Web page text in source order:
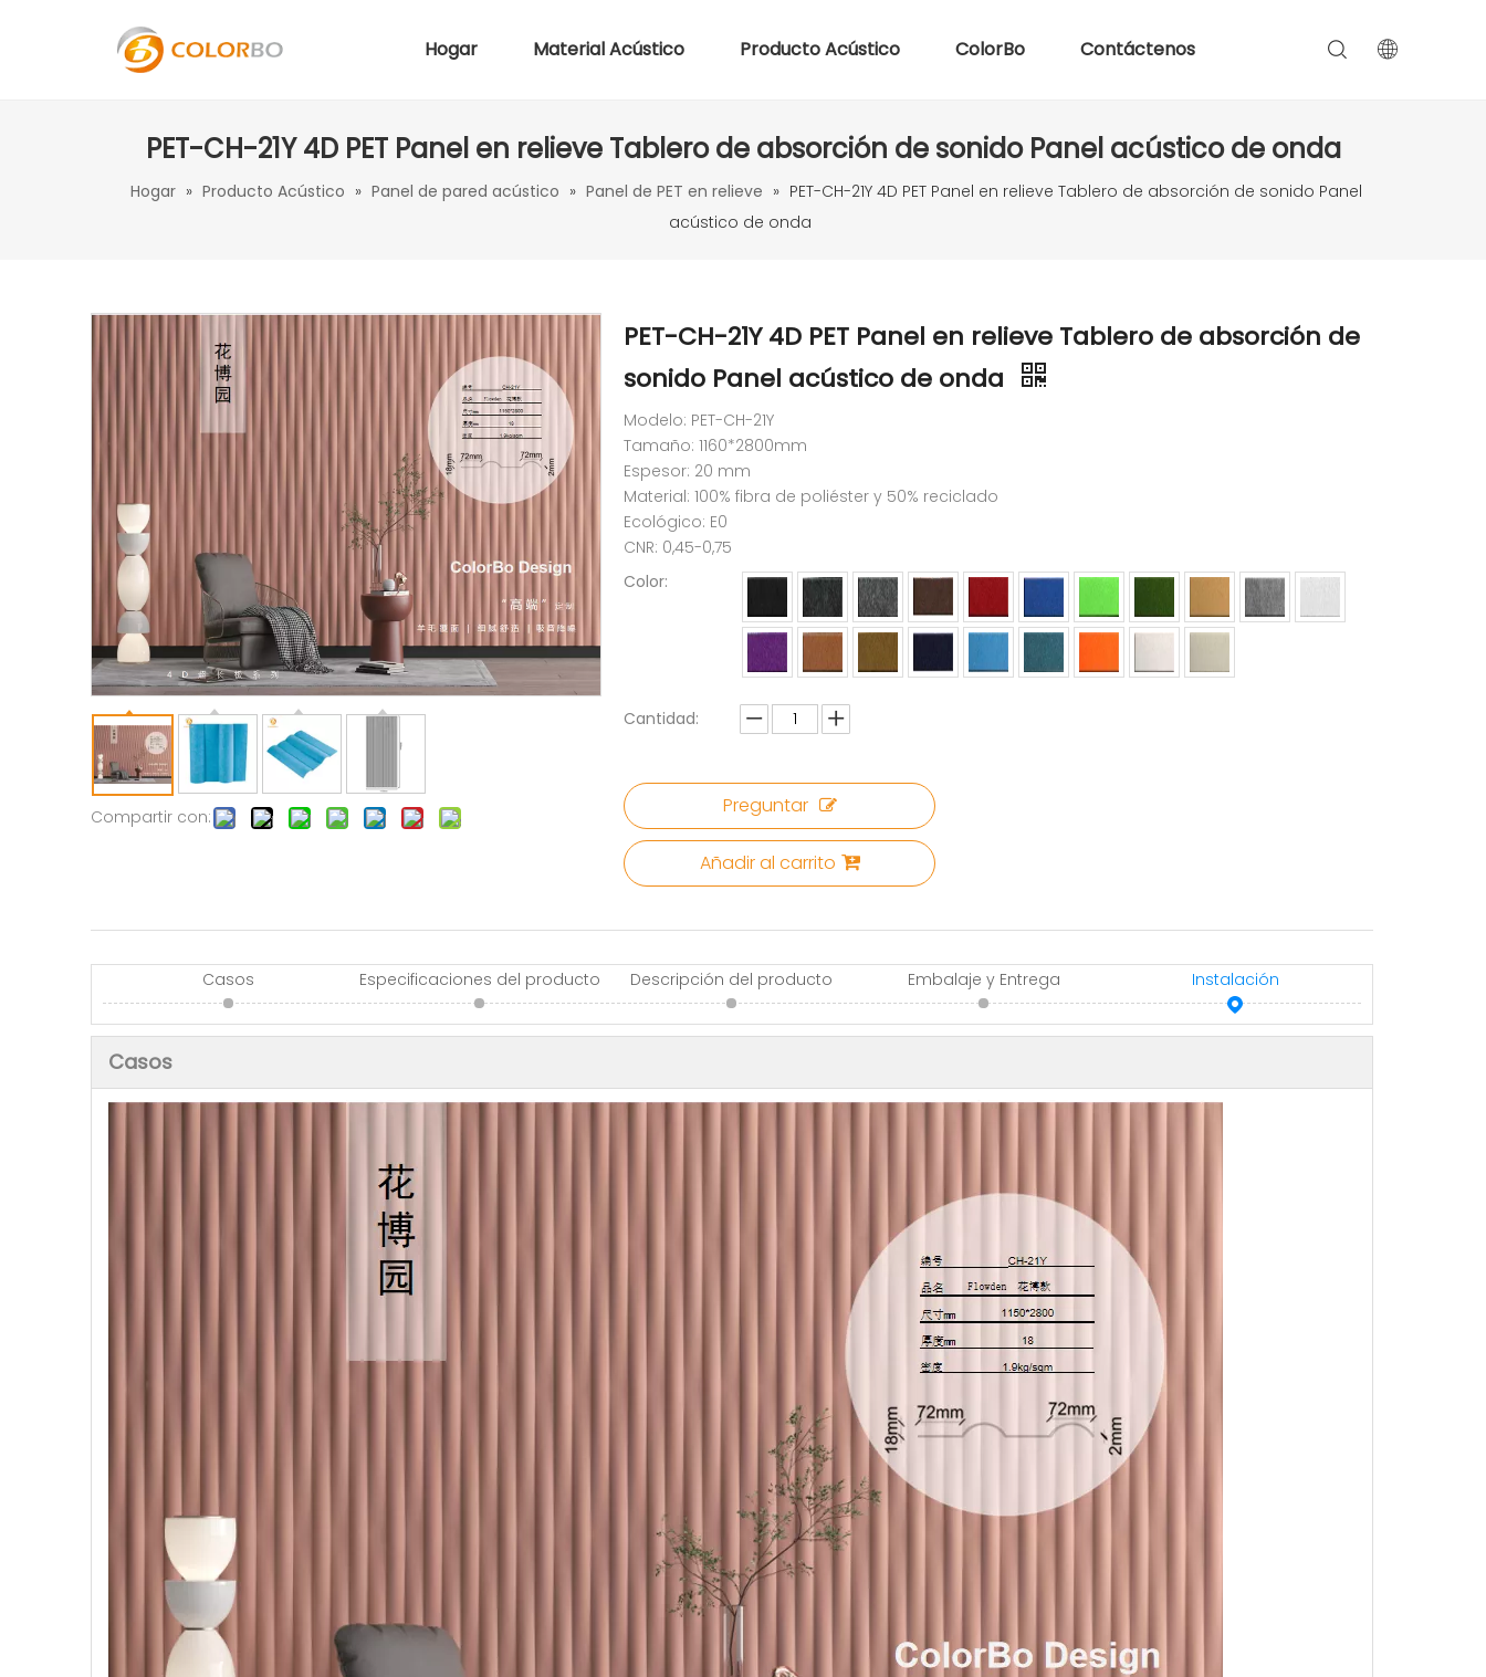
Hogar Material Acústico Producto Acústico ColorBo Contáctenos
PET-CH-21Y 4D PET Panel en relieve Tablero de absorción de sonido Panel acústico de onda
Hogar » Producto Acústico » Panel de pared acústico » Panel de PET en relieve » PET-CH-21Y 4D PET Panel en relieve Tablero de absorción de sonido Panel
acústico de onda
Compartir con:
PET-CH-21Y 4D PET Panel en relieve Tablero de absorción de
sonido Panel acústico de onda
Modelo: PET-CH-21Y
Tamaño: 1160*2800mm
Espesor: 20 mm
Material: 100% fibra de poliéster y 50% reciclado
Ecológico: E0
CNR: 0,45-0,75
Color:
Cantidad:
Preguntar
Añadir al carrito
Casos Especificaciones del producto Descripción del producto Embalaje y Entrega Instalación
Casos